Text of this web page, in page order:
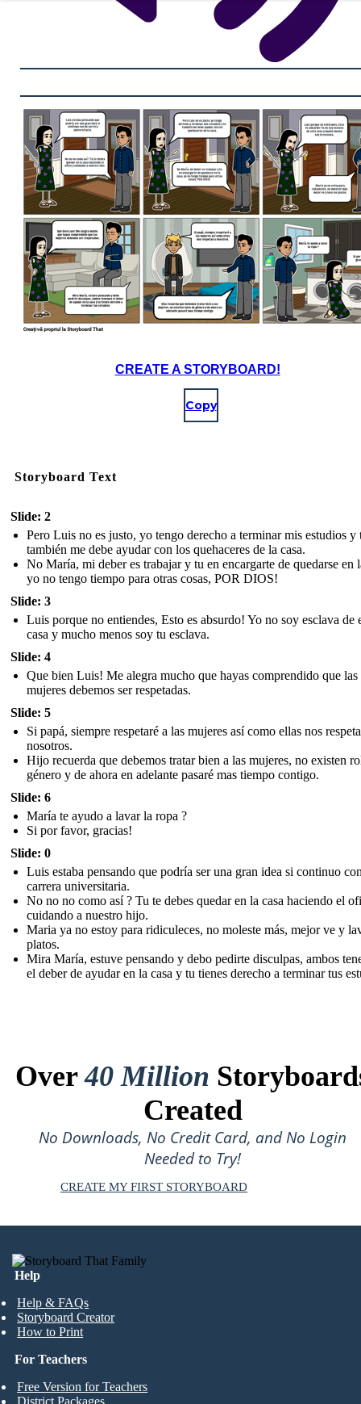
CREATE A STORYBOARD!
Copy
Storyboard Text
Slide: 2
Pero Luis no es justo, yo tengo derecho a terminar mis estudios y
también me debe ayudar con los quehaceres de la casa.
No María, mi deber es trabajar y tu en encargarte de quedarse en
yo no tengo tiempo para otras cosas, POR DIOS!
Slide: 3
Luis porque no entiendes, Esto es absurdo! Yo no soy esclava de
casa y mucho menos soy tu esclava.
Slide: 4
Que bien Luis! Me alegra mucho que hayas comprendido que las
mujeres debemos ser respetadas.
Slide: 5
Si papá, siempre respetaré a las mujeres así como ellas nos
nosotros.
Hijo recuerda que debemos tratar bien a las mujeres, no existen
género y de ahora en adelante pasaré mas tiempo contigo.
Slide: 6
María te ayudo a lavar la ropa ?
Si por favor, gracias!
Slide: 0
Luis estaba pensando que podría ser una gran idea si continuo
carrera universitaria.
No no no como así ? Tu te debes quedar en la casa haciendo el
cuidando a nuestro hijo.
Maria ya no estoy para ridiculeces, no moleste más, mejor ve y
platos.
Mira María, estuve pensando y debo pedirte disculpas, ambos
el deber de ayudar en la casa y tu tienes derecho a terminar tus
Over40 Million
Created
No Downloads, No Credit Card, and No Login
Needed to Try!
CREATE MY FIRST STORYBOARD
Help
Help & FAQs
Storyboard Creator
How to Print
For Teachers
Free Version for Teachers